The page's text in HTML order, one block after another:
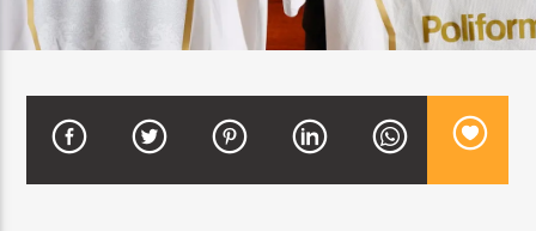
FIESTA DJ MIX
9:00 PM 12:00 AM